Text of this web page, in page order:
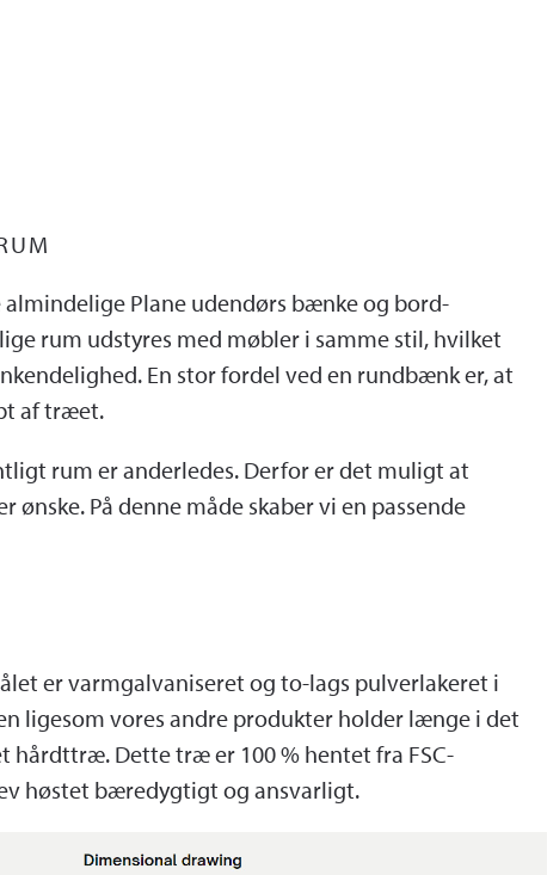
Plane udendørs bænke og bord-
rum udstyres med møbler i samme stil, hvilket
En stor fordel ved en rundbænk er, at
af træet.
rum er anderledes. Derfor er det muligt at
På denne måde skaber vi en passende
er varmgalvaniseret og to-lags pulverlakeret i
ligesom vores andre produkter holder længe i det
Dette træ er 100 % hentet fra FSC-
høstet bæredygtigt og ansvarligt.